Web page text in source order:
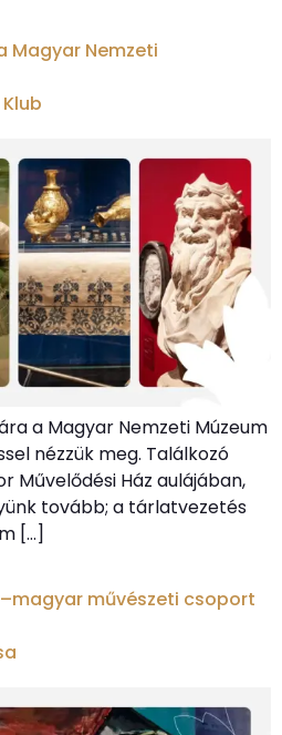
Magyar Nemzeti
a Magyar Nemzeti Múzeum
nézzük meg. Találkozó
Művelődési Ház aulájában,
tovább; a tárlatvezetés
[…]
művészeti csoport